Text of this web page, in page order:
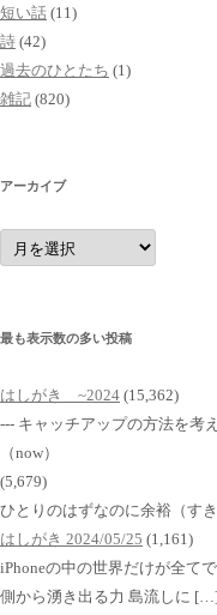
短い話 (11)
詩 (42)
過去のひとたち (1)
雑記 (820)
アーカイブ
ア
イ
ブ
最も表示数の多い投稿
はしがき ~2024 (15,362)
--- キャッチアップの方法を考
（now）
(5,679)
ひとりのはずなのに余裕（す
はしがき 2024/05/25 (1,161)
iPhoneの中の世界だけが全て
側から湧き出る力 島流しに